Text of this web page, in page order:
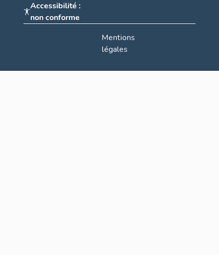
Accessibilité :
non conforme
Mentions
légales